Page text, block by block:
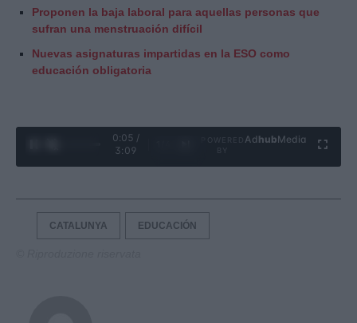
Proponen la baja laboral para aquellas personas que
sufran una menstruación difícil
Nuevas asignaturas impartidas en la ESO como
educación obligatoria
0:06 /
3:09
Ad hubMedia
CATALUNYA EDUCACIÓN